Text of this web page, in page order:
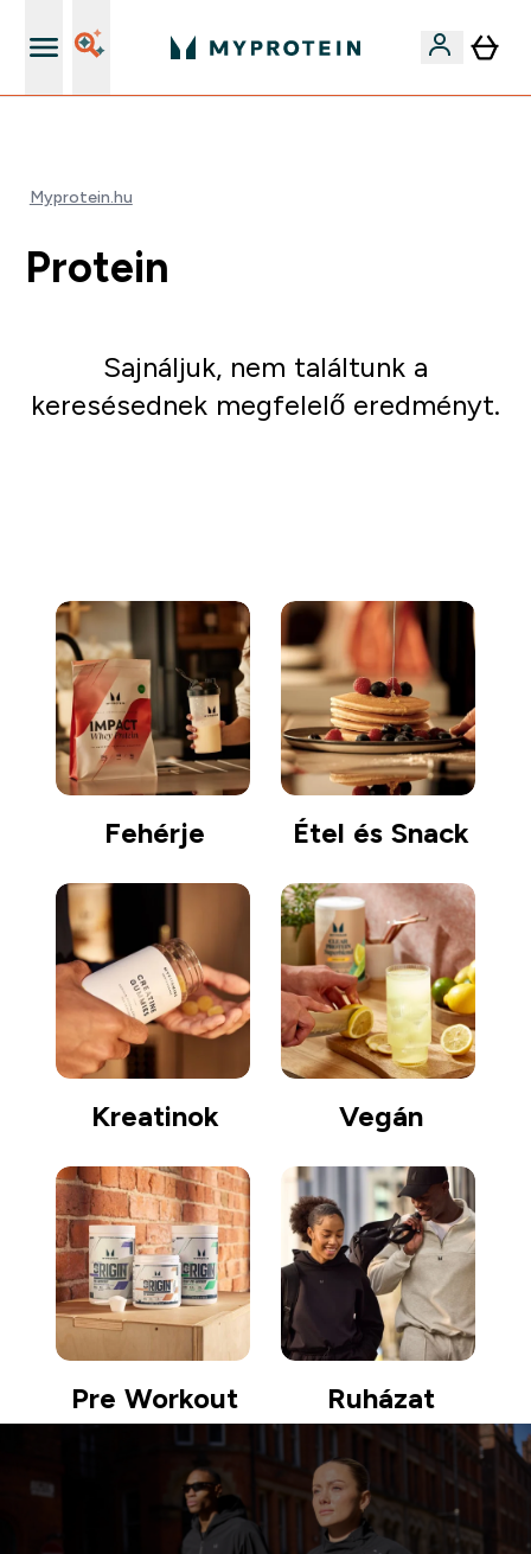
Myprotein.hu
Protein
Sajnáljuk, nem találtunk a
keresésednek megfelelő eredményt.
Fehérje Étel és Snack
Kreatinok Vegán
Pre Workout Ruházat